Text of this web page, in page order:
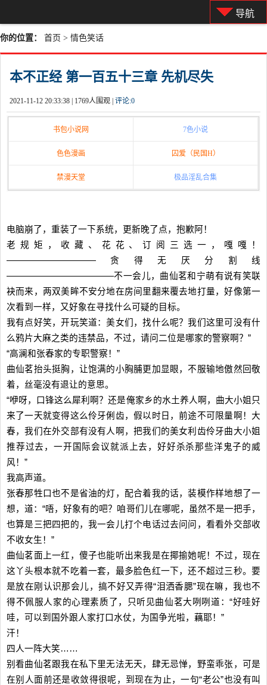
导航
你的位置： 首页 > 情色笑话
本不正经 第一百五十三章 先机尽失
2021-11-12 20:33:38 | 1769人围观 | 评论:0
书包小说网 7色小说
色色漫画 囚爱（民国H）
禁漫天堂 极品淫乱合集
电脑崩了，重装了一下系统，更新晚了点，抱歉阿！
老规矩，收藏、花花、订阅三选一，嘎嘎！
——————————贪得无厌分割线
————————————不一会儿，曲仙茗和宁萌有说有笑联
袂而来，两双美眸不安分地在房间里翻来覆去地打量，好像第一
次看到一样，又好象在寻找什么可疑的目标。
我有点好笑，开玩笑道：美女们，找什么呢？我们这里可没有什
么鸦片大麻之类的违禁品，不过，请问二位是哪家的警察啊？”
“高澜和张春家的专职警察！”
曲仙茗抬头挺胸，让饱满的小胸脯更加显眼，不服输地傲然回敬
着，丝毫没有退让的意思。
“咿呀，口锋这么犀利啊？还是俺家乡的水土养人啊，曲大小姐只
来了一天就变得这么伶牙俐齿，假以时日，前途不可限量啊！大
春，我们在外交部有没有人啊，把我们的美女利齿伶牙曲大小姐
推荐过去，一开国际会议就派上去，好好杀杀那些洋鬼子的威
风！”
我高声道。
张春那牲口也不是省油的灯，配合着我的话，装模作样地想了一
想，道：“唔，好象有的吧？咱哥们儿在哪呢，虽然不是一把手，
也算是三把四把的，我一会儿打个电话过去问问，看看外交部收
不收女生！”
曲仙茗面上一红，傻子也能听出来我是在揶揄她呢！不过，现在
这丫头根本就不吃着一套，最多脸色红一下，还不超过三秒。要
是放在刚认识那会儿，搞不好又弄得“泪洒香腮”现在嘛，我也不
得不佩服人家的心理素质了，只听见曲仙茗大咧咧道：“好哇好
哇，可以到国外跟人家打口水仗，为国争光啦，藕耶！”
汗！
四人一阵大笑……
别看曲仙茗跟我在私下里无法无天，肆无忌惮，野蛮乖张，可是
在别人面前还是收敛得很呢，到现在为止，一句“老公”也没有叫